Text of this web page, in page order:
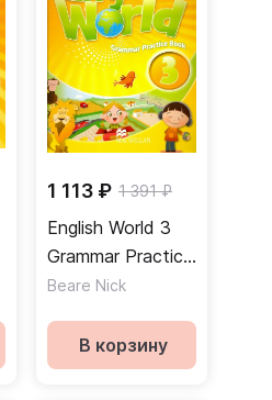
1 113 ₽ 1 391 ₽
English World 3
Grammar Practice
Book / Сборник
грамматике
Beare Nick
В корзину